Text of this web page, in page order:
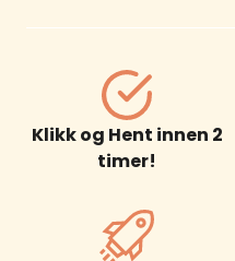
Klikk og Hent innen 2
timer!